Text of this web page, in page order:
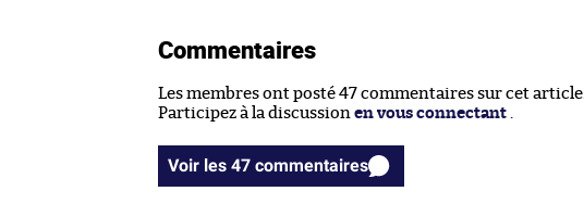
Commentaires
Les membres ont posté 47 commentaires sur cet article.
Participez à la discussion en vous connectant
Voir les 47 commentaires